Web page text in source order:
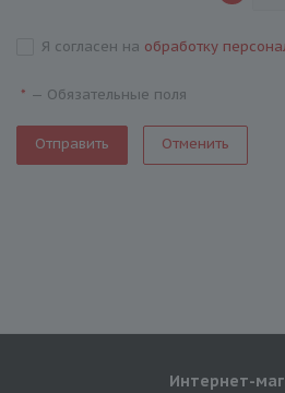
Я согласен на обработку
* — Обязательные поля
Отменить
Интернет-